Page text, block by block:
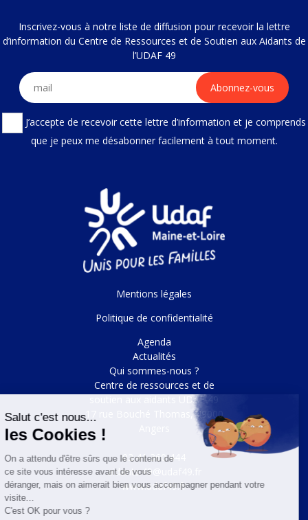
Inscrivez-vous à notre liste de diffusion pour recevoir la lettre
d’information du Centre de Ressources et de Soutien aux Aidants de
l’UDAF 49
J’accepte de recevoir cette lettre d’information et je comprends
que je peux me désabonner facilement à tout moment.
Mentions légales
Politique de confidentialité
Agenda
Actualités
Qui sommes-nous ?
Centre de ressources et de
soutien aux aidants UDAF 49
17 rue Bouché Thomas, 49000
02 41 360 444
aidants.49@udaf49.fr
www.udaf49.fr